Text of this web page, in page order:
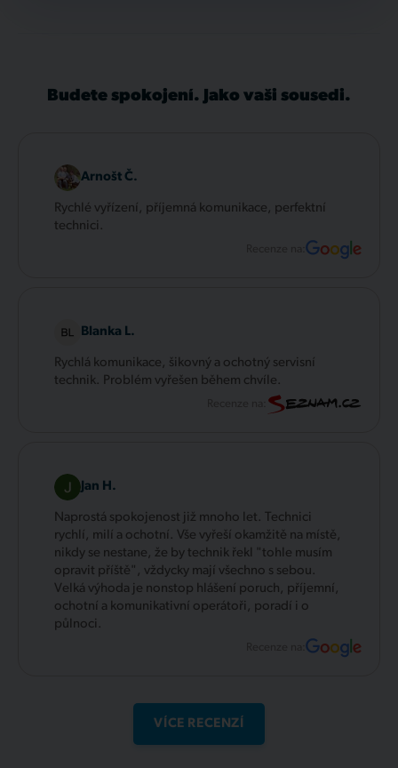
Budete spokojení. Jako vaši sousedi.
Arnošt Č.
Rychlé vyřízení, příjemná komunikace, perfektní
technici.
Recenze na:
Blanka L.
Rychlá komunikace, šikovný a ochotný servisní
technik. Problém vyřešen během chvíle.
Jan H.
Naprostá spokojenost již mnoho let. Technici
rychlí, milí a ochotní. Vše vyřeší okamžitě na místě,
nikdy se nestane, že by technik řekl "tohle musím
opravit příště", vždycky mají všechno s sebou.
Velká výhoda je nonstop hlášení poruch, příjemní,
ochotní a komunikativní operátoři, poradí i o
půlnoci.
Recenze na:
VÍCE RECENZÍ